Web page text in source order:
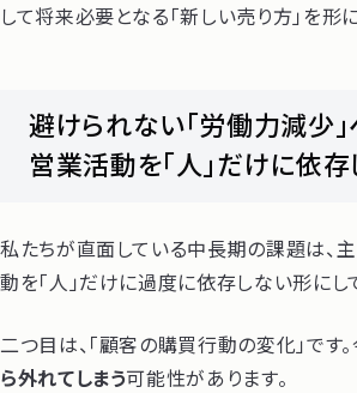
して将来必要となる「新しい売り方」を形
避けられない「労働力減少」
営業活動を「人」だけに依
私たちが直面している中長期の課題は、
動を「人」だけに過度に依存しない形にし
二つ目は、「顧客の購買行動の変化」です
ら外れてしまう可能性があります。